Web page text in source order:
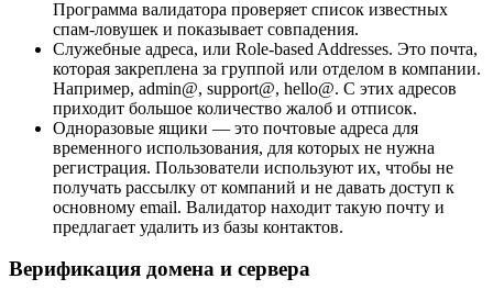
Программа валидатора проверяет список известных
спам-ловушек и показывает совпадения.
Служебные адреса, или Role-based Addresses. Это почта,
которая закреплена за группой или отделом в компании.
Например, admin@, support@, hello@. С этих адресов
приходит большое количество жалоб и отписок.
Одноразовые ящики — это почтовые адреса для
временного использования, для которых не нужна
регистрация. Пользователи используют их, чтобы не
получать рассылку от компаний и не давать доступ к
основному email. Валидатор находит такую почту и
предлагает удалить из базы контактов.
Верификация домена и сервера